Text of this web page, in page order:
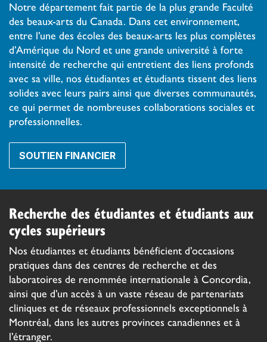
Notre département fait partie de la plus grande Faculté
des beaux-arts du Canada. Dans cet environnement,
entre l’une des écoles des beaux-arts les plus complètes
d’Amérique du Nord et une grande université à forte
intensité de recherche qui entretient des liens profonds
avec sa ville, nos étudiantes et étudiants tissent des liens
solides avec leurs pairs ainsi que diverses communautés,
ce qui permet de nombreuses collaborations sociales et
professionnelles.
SOUTIEN FINANCIER
Recherche des étudiantes et étudiants aux
cycles supérieurs
Nos étudiantes et étudiants bénéficient d’occasions
pratiques dans des centres de recherche et des
laboratoires de renommée internationale à Concordia,
ainsi que d’un accès à un vaste réseau de partenariats
cliniques et de réseaux professionnels exceptionnels à
Montréal, dans les autres provinces canadiennes et à
l’étranger.